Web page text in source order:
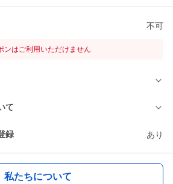
不可
ンはご利用いただけません
て
録 あり
私たちについて